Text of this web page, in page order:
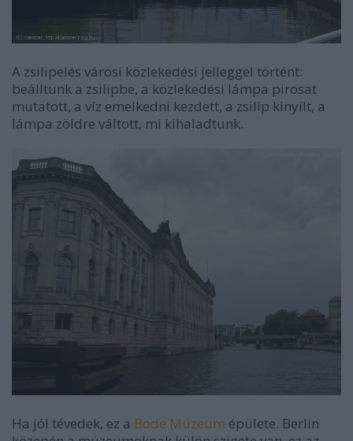
A zsilipelés városi közlekedési jelleggel történt:
beálltunk a zsilipbe, a közlekedési lámpa pirosat
mutatott, a víz emelkedni kezdett, a zsilip kinyílt, a
lámpa zöldre váltott, mi kihaladtunk.
Ha jól tévedek, ez a Bode Múzeum épülete. Berlin